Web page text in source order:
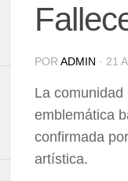
POR ADMIN · 21
La
emblemática
confirmada
artística.